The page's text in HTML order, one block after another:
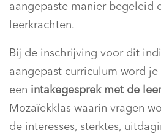
aangepaste manier begeleid
leerkrachten.
Bij de inschrijving voor dit
aangepast curriculum word
een intakegesprek met de
Mozaïekklas waarin vragen
de interesses, sterktes,